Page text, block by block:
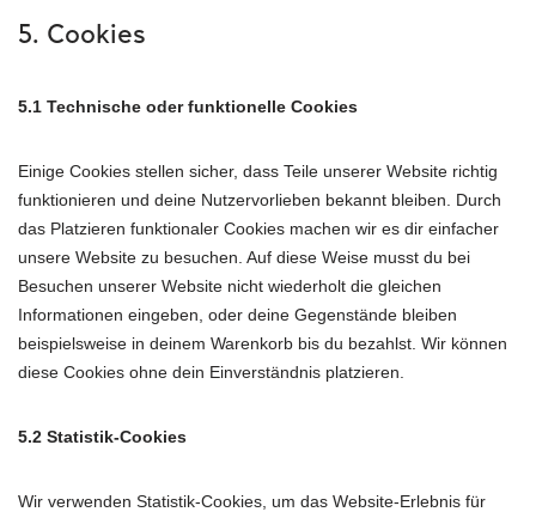
5. Cookies
5.1 Technische oder funktionelle Cookies
Einige Cookies stellen sicher, dass Teile unserer Website richtig
funktionieren und deine Nutzervorlieben bekannt bleiben. Durch
das Platzieren funktionaler Cookies machen wir es dir einfacher
unsere Website zu besuchen. Auf diese Weise musst du bei
Besuchen unserer Website nicht wiederholt die gleichen
Informationen eingeben, oder deine Gegenstände bleiben
beispielsweise in deinem Warenkorb bis du bezahlst. Wir können
diese Cookies ohne dein Einverständnis platzieren.
5.2 Statistik-Cookies
Wir verwenden Statistik-Cookies, um das Website-Erlebnis für